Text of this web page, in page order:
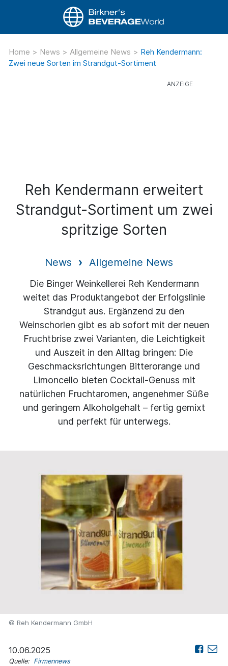
Home > News > Allgemeine News > Reh Kendermann:
Zwei neue Sorten im Strandgut-Sortiment
Reh Kendermann erweitert
Strandgut-Sortiment um zwei
spritzige Sorten
News Allgemeine News
Die Binger Weinkellerei Reh Kendermann
weitet das Produktangebot der Erfolgslinie
Strandgut aus. Ergänzend zu den
Weinschorlen gibt es ab sofort mit der neuen
Fruchtbrise zwei Varianten, die Leichtigkeit
und Auszeit in den Alltag bringen: Die
Geschmacksrichtungen Bitterorange und
Limoncello bieten Cocktail-Genuss mit
natürlichen Fruchtaromen, angenehmer Süße
und geringem Alkoholgehalt – fertig gemixt
und perfekt für unterwegs.
© Reh Kendermann GmbH
10.06.2025
Quelle: Firmennews